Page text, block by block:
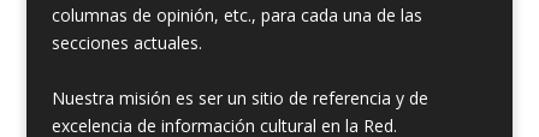
columnas de opinión, etc., para cada una de las
secciones actuales.
Nuestra misión es ser un sitio de referencia y de
excelencia de información cultural en la Red.